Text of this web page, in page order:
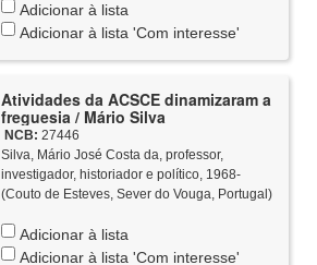
Adicionar à lista
Adicionar à lista 'Com interesse'
Atividades da ACSCE dinamizaram a
freguesia / Mário Silva
NCB: 27446
Silva, Mário José Costa da, professor,
investigador, historiador e político, 1968-
(Couto de Esteves, Sever do Vouga, Portugal)
Adicionar à lista
Adicionar à lista 'Com interesse'